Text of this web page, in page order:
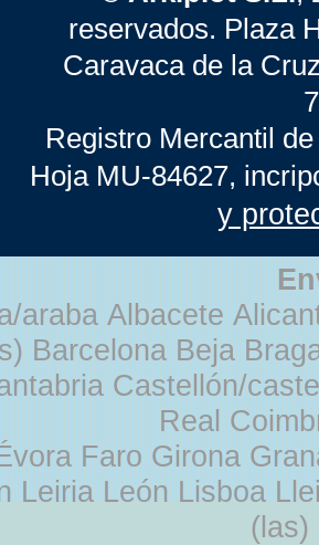
reservados. Plaza
Caravaca de la
Registro Mercantil
Hoja MU-84627,
y
araba Albacete
Barcelona Beja
Castellón/
Real
Faro Girona
Leiria León Lisboa